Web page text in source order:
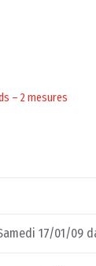
– 2 mesures
17/01/09